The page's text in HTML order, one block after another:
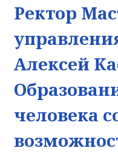
Ректор
Алексей
человека